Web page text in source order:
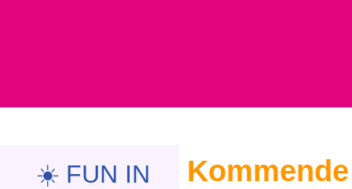
☀️ FUN IN
Kommende